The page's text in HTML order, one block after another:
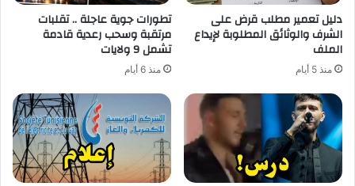
دليل تعمير مطلب قرض على
الشرف والوثائق المطلوبة لإيداع
الملف
منذ 5 أيام
تطورات جوية عاجلة .. تقلبات
مرتقبة وسحب رعدية قادمة
تشمل 9 ولايات
منذ 6 أيام